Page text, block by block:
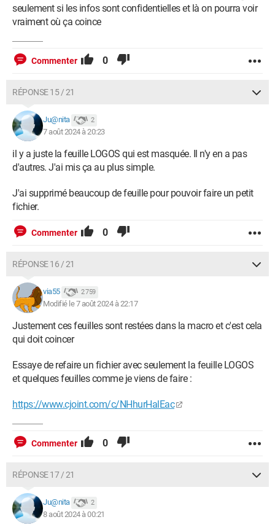
seulement si les infos sont confidentielles et là on pourra voir
vraiment où ça coince
Commenter 0
RÉPONSE 15 / 21
Ju@nita 2
7 août 2024 à 20:23
il y a juste la feuille LOGOS qui est masquée. Il n'y en a pas
d'autres. J'ai mis ça au plus simple.
J'ai supprimé beaucoup de feuille pour pouvoir faire un petit
fichier.
Commenter 0
RÉPONSE 16 / 21
via55 2 759
Modifié le 7 août 2024 à 22:17
Justement ces feuilles sont restées dans la macro et c'est cela
qui doit coincer
Essaye de refaire un fichier avec seulement la feuille LOGOS
et quelques feuilles comme je viens de faire :
https://www.cjoint.com/c/NHhurHalEac
Commenter 0
RÉPONSE 17 / 21
Ju@nita 2
8 août 2024 à 00:21